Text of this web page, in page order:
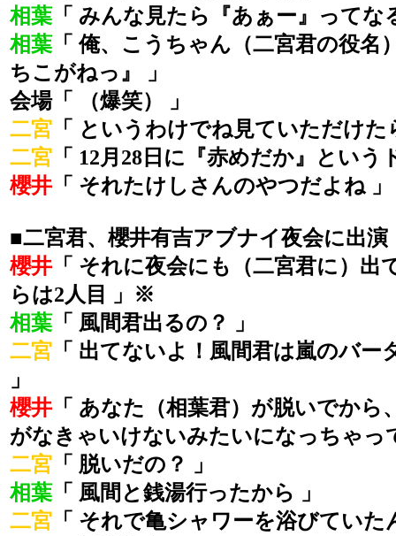
相葉 「 みんな見たら『あぁー』ってな
相葉 「 俺、こうちゃん（二宮君の役名
ちこがねっ』 」
会場「 （爆笑） 」
二宮 「 というわけでね見ていただけ
二宮 「 12月28日に『赤めだか』という
櫻井 「 それたけしさんのやつだよね
■二宮君、櫻井有吉アブナイ夜会に出演
櫻井 「 それに夜会にも（二宮君に）出
らは2人目 」※
相葉 「 風間君出るの？ 」
二宮 「 出てないよ！風間君は嵐のバー
」
櫻井 「 あなた（相葉君）が脱いでから
がなきゃいけないみたいになっちゃっ
二宮 「 脱いだの？ 」
相葉 「 風間と銭湯行ったから 」
二宮 「 それで亀シャワーを浴びていた